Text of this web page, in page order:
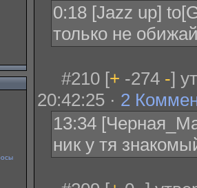
0:18 [Jazz up]
только не
#210 [+ -274 -]
20:42:25 · 2
13:34
ник у тя